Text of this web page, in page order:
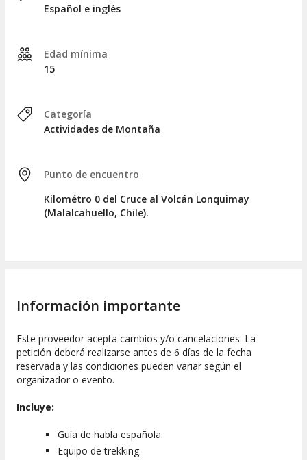
Español e inglés
Edad mínima
15
Categoría
Actividades de Montaña
Punto de encuentro
Kilométro 0 del Cruce al Volcán Lonquimay
(Malalcahuello, Chile).
Información importante
Este proveedor acepta cambios y/o cancelaciones. La
petición deberá realizarse antes de 6 días de la fecha
reservada y las condiciones pueden variar según el
organizador o evento.
Incluye:
Guía de habla española.
Equipo de trekking.